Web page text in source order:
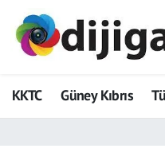
KKTC Güney Kıbrıs
ADVERTORIAL
Dijigazete
Hava Durumu
Trafik Durumu